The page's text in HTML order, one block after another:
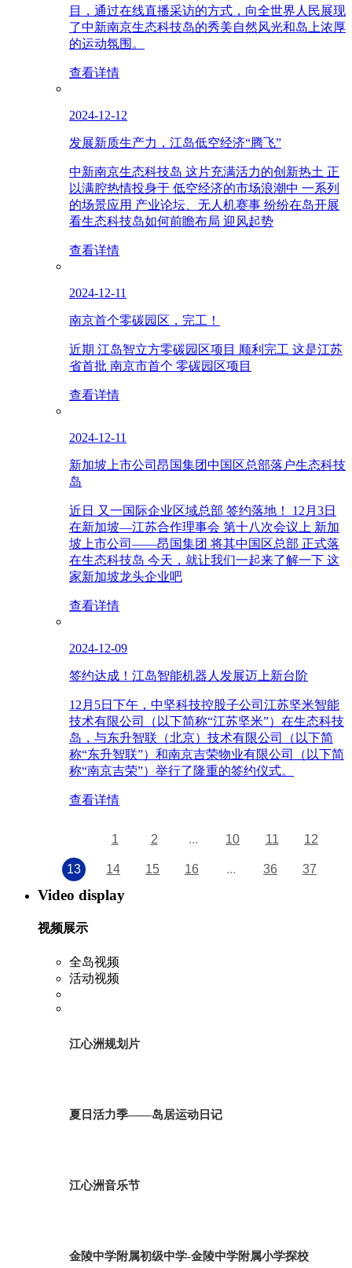
目，通过在线直播采访的方式，向全世界人民展现
了中新南京生态科技岛的秀美自然风光和岛上浓厚
的运动氛围。
查看详情
2024-12-12
发展新质生产力，江岛低空经济“腾飞”
中新南京生态科技岛 这片充满活力的创新热土 正
以满腔热情投身于 低空经济的市场浪潮中 一系列
的场景应用 产业论坛、无人机赛事 纷纷在岛开展
看生态科技岛如何前瞻布局 迎风起势
查看详情
2024-12-11
南京首个零碳园区，完工！
近期 江岛智立方零碳园区项目 顺利完工 这是江苏
省首批 南京市首个 零碳园区项目
查看详情
2024-12-11
新加坡上市公司昂国集团中国区总部落户生态科技
岛
近日 又一国际企业区域总部 签约落地！ 12月3日
在新加坡—江苏合作理事会 第十八次会议上 新加
坡上市公司——昂国集团 将其中国区总部 正式落
在生态科技岛 今天，就让我们一起来了解一下 这
家新加坡龙头企业吧
查看详情
2024-12-09
签约达成！江岛智能机器人发展迈上新台阶
12月5日下午，中坚科技控股子公司江苏坚米智能
技术有限公司（以下简称“江苏坚米”）在生态科技
岛，与东升智联（北京）技术有限公司（以下简
称“东升智联”）和南京吉荣物业有限公司（以下简
称“南京吉荣”）举行了隆重的签约仪式。
查看详情
1 2 ... 10 11 12
13 14 15 16 ... 36 37
Video display
视频展示
全岛视频
活动视频
江心洲规划片
夏日活力季——岛居运动日记
江心洲音乐节
金陵中学附属初级中学-金陵中学附属小学探校